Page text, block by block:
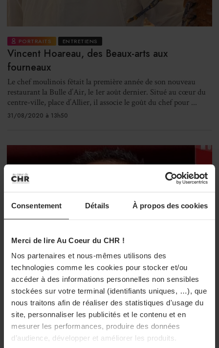
Consentement Détails À propos des cookies
Merci de lire Au Coeur du CHR !
Nos partenaires et nous-mêmes utilisons des
technologies comme les cookies pour stocker et/ou
accéder à des informations personnelles non sensibles
stockées sur votre terminal (identifiants uniques, …), que
nous traitons afin de réaliser des statistiques d'usage du
site, personnaliser les publicités et le contenu et en
mesurer les performances, produire des données
d’audience, développer et améliorer les produits.
PORTRAITS ENTRETIENS
Vincent Hoareau, des Beaux-arts aux
fourneaux
Le chef moulinois fêtait la première année de son nouveau
restaurant la Bulle d’Air, le 1er août dernier. Situé au cœur du
centre-ville, place d’Allier, il associe le goût du chef pour ...
31/08/2020 à 13h50